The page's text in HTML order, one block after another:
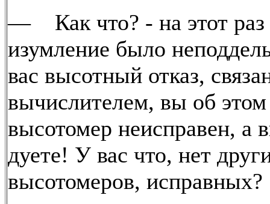
— Как что? - на этот раз
изумление было
вас высотный отказ,
вычислителем, вы об этом
высотомер неисправен, а
дуете! У вас что, нет
высотомеров, исправных?